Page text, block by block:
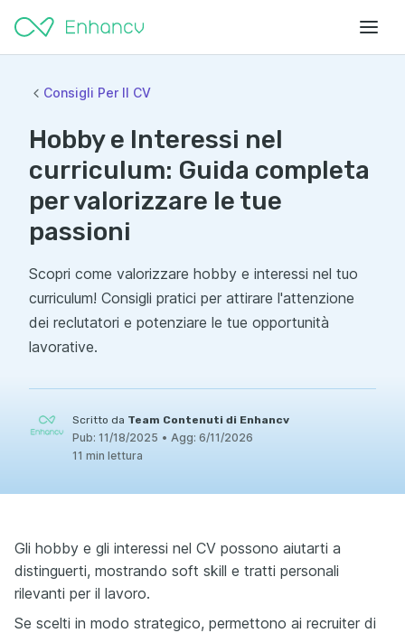
Consigli Per Il CV
Hobby e Interessi nel
curriculum: Guida completa
per valorizzare le tue
passioni
Scopri come valorizzare hobby e interessi nel tuo
curriculum! Consigli pratici per attirare l'attenzione
dei reclutatori e potenziare le tue opportunità
lavorative.
Scritto da Team Contenuti di Enhancv
Pub: 11/18/2025 • Agg: 6/11/2026
11 min lettura
Gli hobby e gli interessi nel CV possono aiutarti a
distinguerti, mostrando soft skill e tratti personali
rilevanti per il lavoro.
Se scelti in modo strategico, permettono ai recruiter di